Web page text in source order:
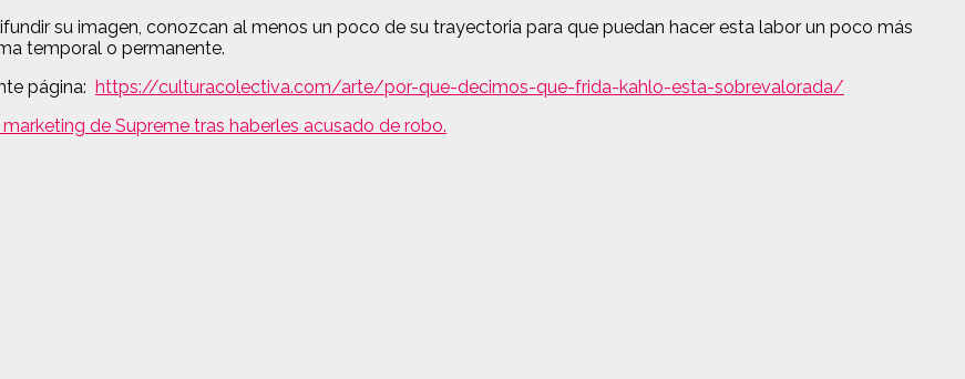
su imagen, conozcan al menos un poco de su trayectoria para que puedan hacer esta labor un poco más
temporal o permanente.
página: https://culturacolectiva.com/arte/por-que-decimos-que-frida-kahlo-esta-sobrevalorada/
de Supreme tras haberles acusado de robo.